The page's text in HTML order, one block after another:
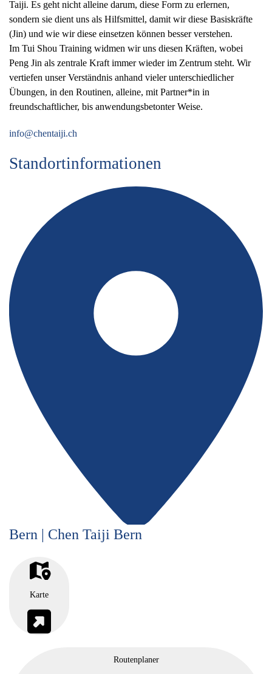
Taiji. Es geht nicht alleine darum, diese Form zu erlernen,
sondern sie dient uns als Hilfsmittel, damit wir diese Basiskräfte
(Jin) und wie wir diese einsetzen können besser verstehen.
Im Tui Shou Training widmen wir uns diesen Kräften, wobei
Peng Jin als zentrale Kraft immer wieder im Zentrum steht. Wir
vertiefen unser Verständnis anhand vieler unterschiedlicher
Übungen, in den Routinen, alleine, mit Partner*in in
freundschaftlicher, bis anwendungsbetonter Weise.
info@chentaiji.ch
Standortinformationen
Bern | Chen Taiji Bern
Karte
Routenplaner